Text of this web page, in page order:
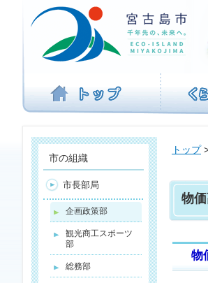
ビ
を
ば
す
トップ
物
物
市の組織
市長部局
企画政策部
観光商工スポーツ
部
総務部